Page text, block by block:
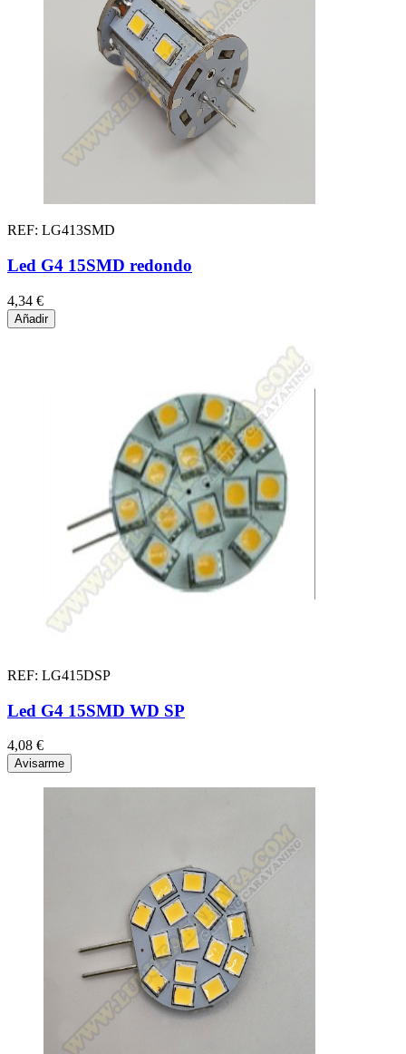
REF: LG413SMD
Led G4 15SMD redondo
4,34 €
Añadir
REF: LG415DSP
Led G4 15SMD WD SP
4,08 €
Avisarme